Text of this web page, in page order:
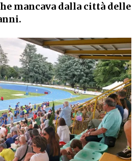
mancava dalla città delle